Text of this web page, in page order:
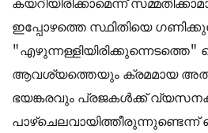
കയറിയിരിക്കാമെന്ന്
ഇപ്പോഴത്തെ സ്ഥിതിയെ
"എഴുന്നള്ളിയിരിക്കുന്നെടത്തെ"
ആവശ്യത്തെയും ക്രമമായ
ഭയങ്കരവും പ്രജകൾക്ക്